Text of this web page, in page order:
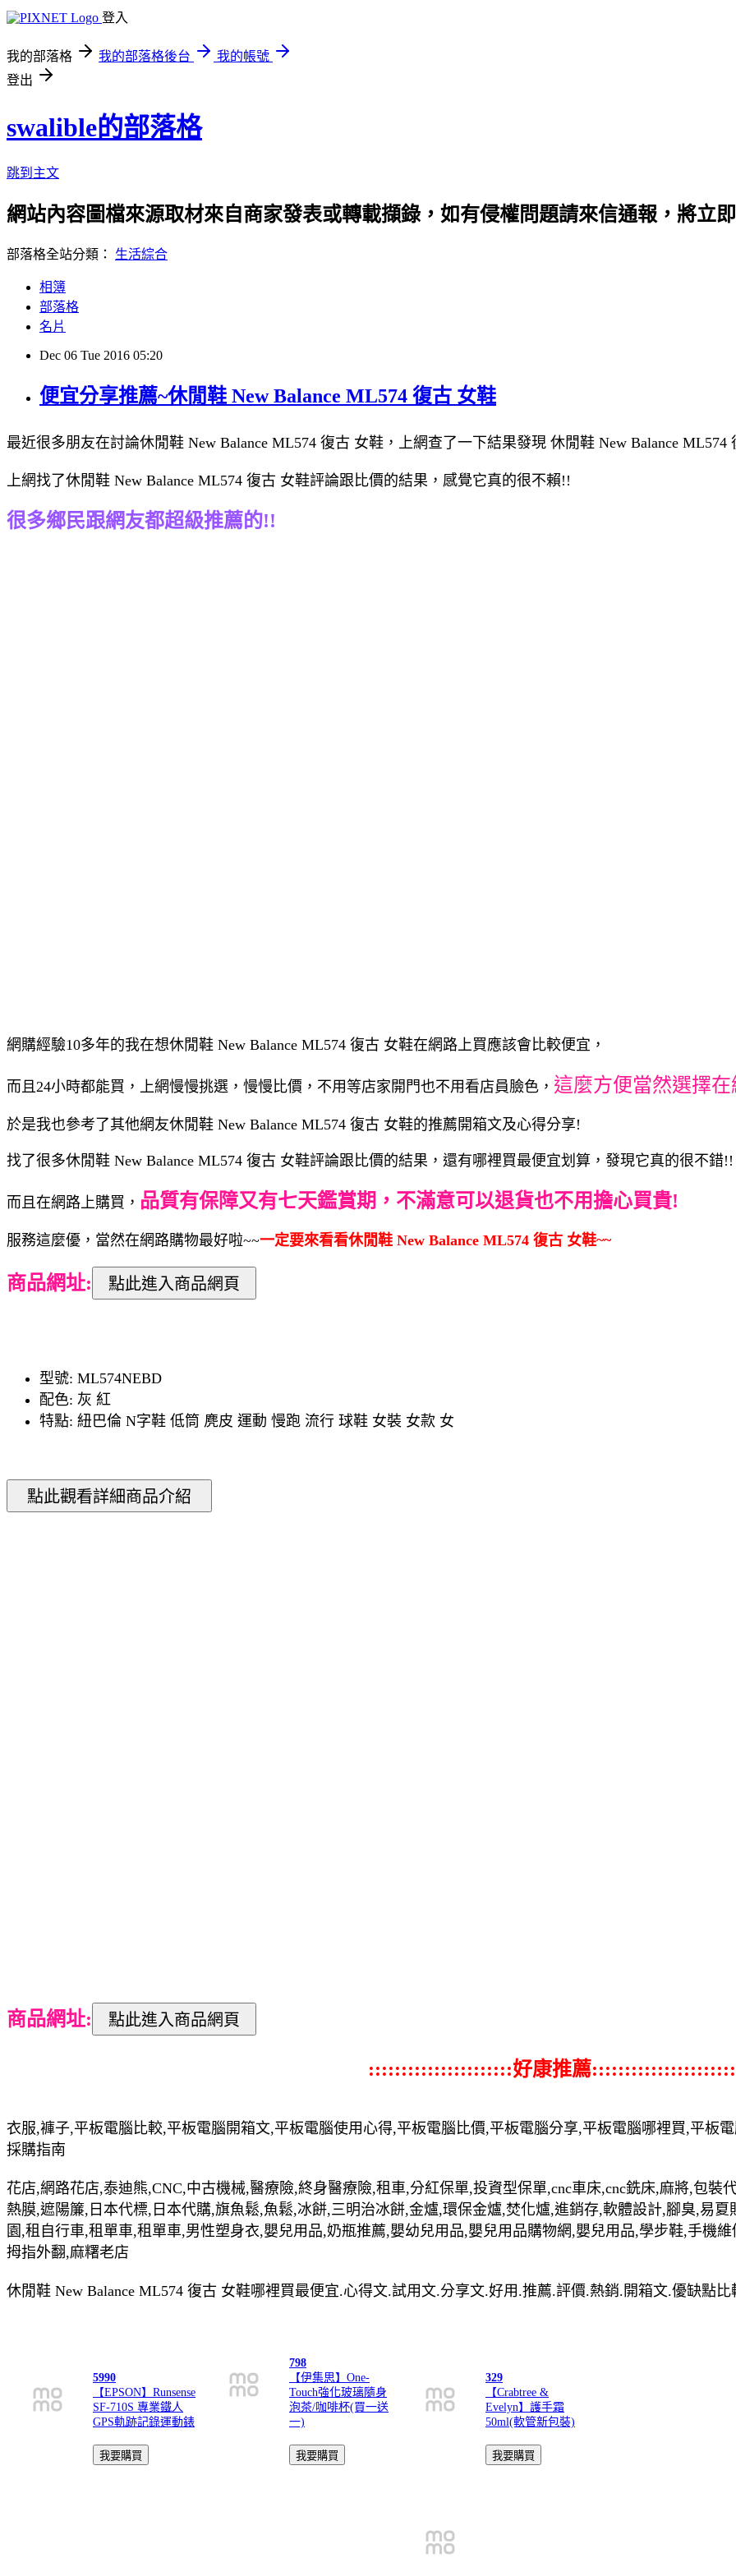
登入
我的部落格 我的部落格後台
我的帳號
登出
swalible的部落格
跳到主文
網站內容圖檔來源取材來自商家發表或轉載擷錄，如有侵權問題請來信通報，將立
部落格全站分類： 生活綜合
相簿
部落格
名片
Dec 06 Tue 2016 05:20
便宜分享推薦~休閒鞋 New Balance ML574 復古 女鞋
最近很多朋友在討論休閒鞋 New Balance ML574 復古 女鞋，上網查了一下結果發現 休閒鞋 New Balance ML574
上網找了休閒鞋 New Balance ML574 復古 女鞋評論跟比價的結果，感覺它真的很不賴!!
很多鄉民跟網友都超級推薦的!!
網購經驗10多年的我在想休閒鞋 New Balance ML574 復古 女鞋在網路上買應該會比較便宜，
而且24小時都能買，上網慢慢挑選，慢慢比價，不用等店家開門也不用看店員臉色， 這麼方便當然選擇
於是我也參考了其他網友休閒鞋 New Balance ML574 復古 女鞋的推薦開箱文及心得分享!
找了很多休閒鞋 New Balance ML574 復古 女鞋評論跟比價的結果，還有哪裡買最便宜划算，發現它真的很不錯!!
而且在網路上購買， 品質有保障又有七天鑑賞期，不滿意可以退貨也不用擔心買貴!
服務這麼優，當然在網路購物最好啦~~一定要來看看休閒鞋 New Balance ML574 復古 女鞋~~
商品網址:
型號: ML574NEBD
配色: 灰 紅
特點: 紐巴倫 N字鞋 低筒 麂皮 運動 慢跑 流行 球鞋 女裝 女款 女
商品網址:
::::::::::::::::::::::好康推薦::::::::::::::::::::::
衣服,褲子,平板電腦比較,平板電腦開箱文,平板電腦使用心得,平板電腦比價,平板電腦分享,平板電腦哪裡買,平板
採購指南
花店,網路花店,泰迪熊,CNC,中古機械,醫療險,終身醫療險,租車,分紅保單,投資型保單,cnc車床,cnc銑床,麻將,包
熱膜,遮陽簾,日本代標,日本代購,旗魚鬆,魚鬆,冰餅,三明治冰餅,金爐,環保金爐,焚化爐,進銷存,軟體設計,腳臭,易
園,租自行車,租單車,租單車,男性塑身衣,嬰兒用品,奶瓶推薦,嬰幼兒用品,嬰兒用品購物網,嬰兒用品,學步鞋,手機
拇指外翻,麻糬老店
休閒鞋 New Balance ML574 復古 女鞋哪裡買最便宜.心得文.試用文.分享文.好用.推薦.評價.熱銷.開箱文.優缺點比
5990
【EPSON】Runsense
SF-710S 專業鐵人
GPS軌跡記錄運動錶
798
【伊集思】One-
Touch強化玻璃隨身
泡茶/咖啡杯(買一送
一)
329
【Crabtree &
Evelyn】護手霜
50ml(軟管新包裝)